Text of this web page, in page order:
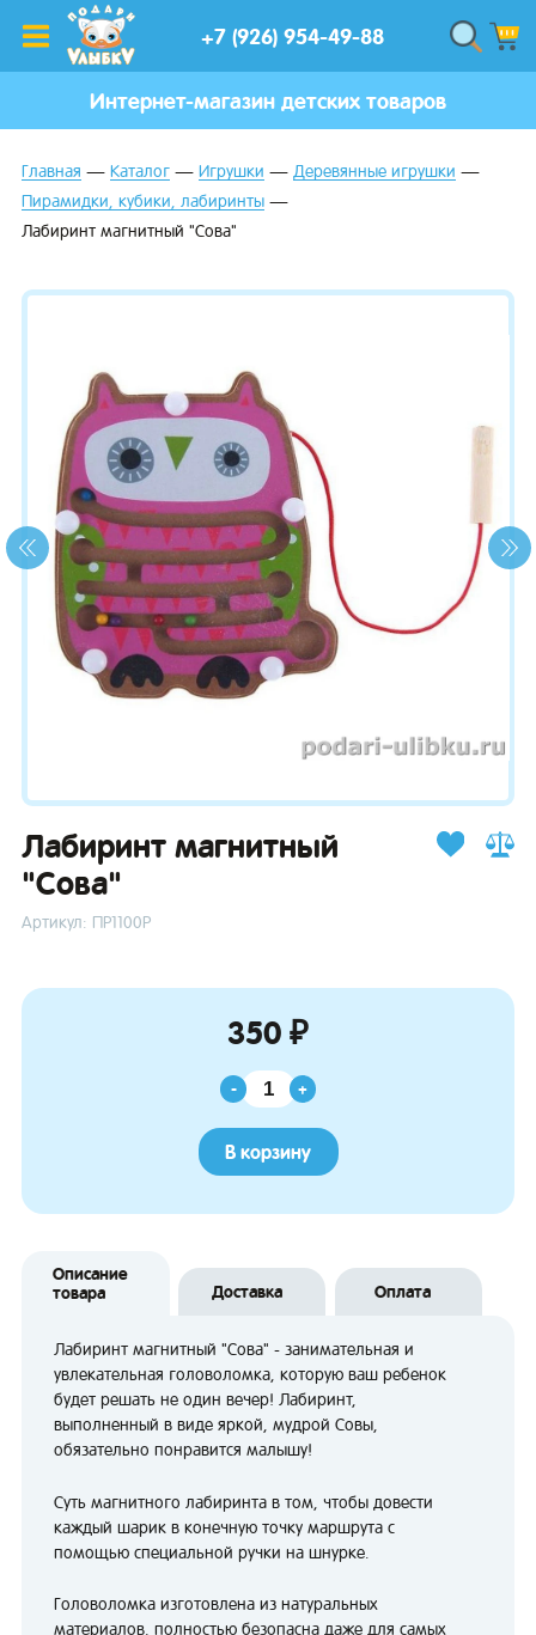
+7 (926) 954-49-88
Интернет-магазин детских товаров
Главная Каталог Игрушки
Деревянные игрушки
Пирамидки, кубики, лабиринты
Лабиринт магнитный "Сова"
Лабиринт магнитный
"Сова"
Артикул: ПР1100Р
350 ₽
- +
В корзину
Описание
товара
Доставка Оплата
Лабиринт магнитный "Сова" - занимательная и
увлекательная головоломка, которую ваш ребенок
будет решать не один вечер! Лабиринт,
выполненный в виде яркой, мудрой Совы,
обязательно понравится малышу!
Суть магнитного лабиринта в том, чтобы довести
каждый шарик в конечную точку маршрута с
помощью специальной ручки на шнурке.
Головоломка изготовлена из натуральных
материалов, полностью безопасна даже для самых